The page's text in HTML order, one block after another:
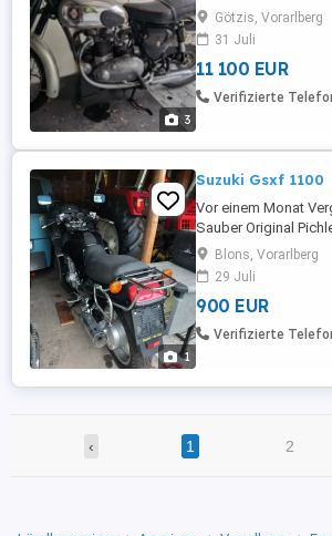
3
Papiere.
Götzis, Vorarlberg
31 Juli
11 100 EUR
Verifizierte
1
Suzuki Gsxf 1100
Vor einem Monat
Sauber Original
Blons, Vorarlberg
29 Juli
900 EUR
Verifizierte
‹ 1 2